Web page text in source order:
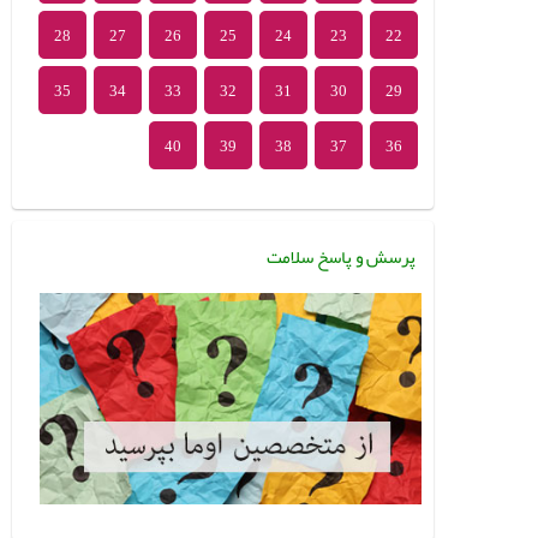
افزایش چشمگیر چاقی در
1404/08/30
چگونه کم بخوریم ولی
سیر شویم،چاق هم نشوی
1394/11/14
22
23
24
25
26
27
28
29
30
31
32
33
34
35
36
37
38
39
40
پرسش و پاسخ سلامت